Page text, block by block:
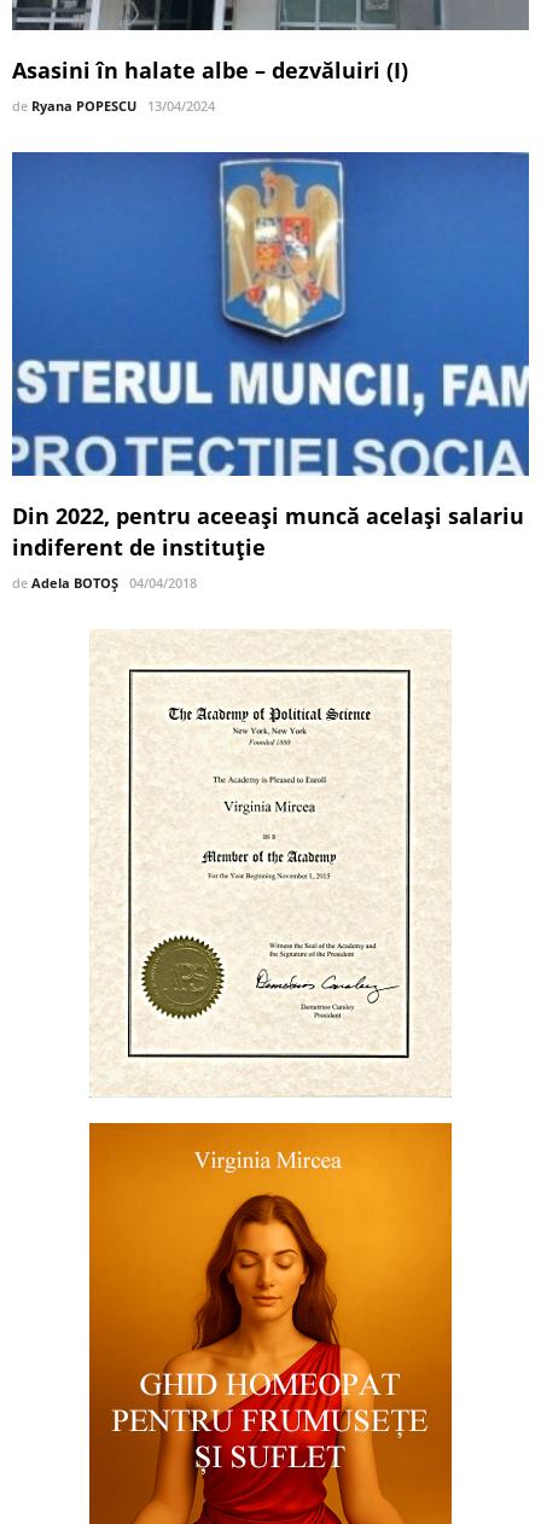
Asasini în halate albe – dezvăluiri (I)
de Ryana POPESCU 13/04/2024
Din 2022, pentru aceeași muncă același salariu
indiferent de instituție
de Adela BOTOȘ 04/04/2018